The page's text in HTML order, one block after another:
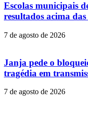
Escolas municipais
resultados acima
7 de agosto de 2026
Janja pede o
tragédia em
7 de agosto de 2026